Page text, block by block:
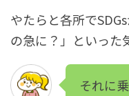
やたらと各所で
の急に？」といった
それに